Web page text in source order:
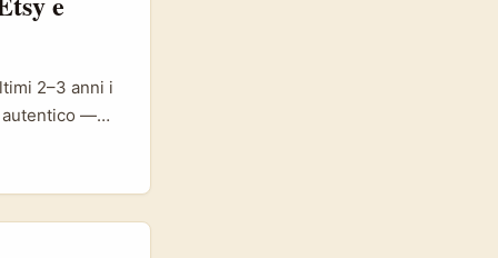
2–3 anni i
autentico —
e curatori
rendere il
Island,